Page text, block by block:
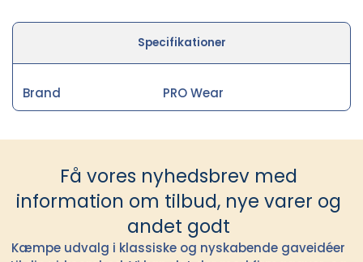
Specifikationer
Brand PRO Wear
Få vores nyhedsbrev med
information om tilbud, nye varer og
andet godt
Kæmpe udvalg i klassiske og nyskabende gaveidéer